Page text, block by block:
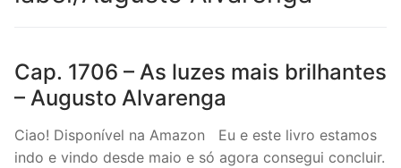
Cap. 1706 – As luzes mais brilhantes
– Augusto Alvarenga
Ciao! Disponível na Amazon Eu e este livro estamos
indo e vindo desde maio e só agora consegui concluir.